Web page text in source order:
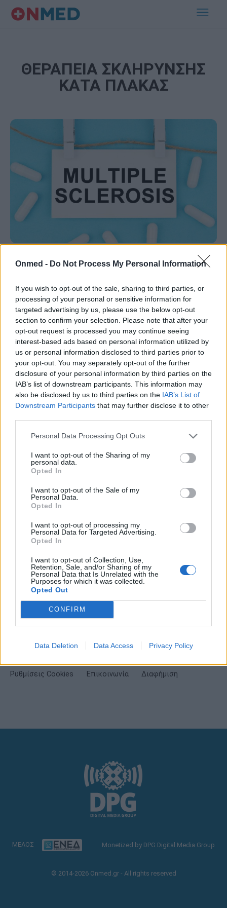
Onmed - Do Not Process My Personal Information
If you wish to opt-out of the sale, sharing to third parties, or
processing of your personal or sensitive information for
targeted advertising by us, please use the below opt-out
section to confirm your selection. Please note that after your
opt-out request is processed you may continue seeing
interest-based ads based on personal information utilized by
us or personal information disclosed to third parties prior to
your opt-out. You may separately opt-out of the further
disclosure of your personal information by third parties on the
IAB’s list of downstream participants. This information may
also be disclosed by us to third parties on the IAB’s List of
Downstream Participants that may further disclose it to other
Personal Data Processing Opt Outs
I want to opt-out of the Sharing of my
personal data.
Opted In
I want to opt-out of the Sale of my
Personal Data.
Opted In
I want to opt-out of processing my
Personal Data for Targeted Advertising.
Opted In
I want to opt-out of Collection, Use,
Retention, Sale, and/or Sharing of my
Personal Data that Is Unrelated with the
Purposes for which it was collected.
Opted Out
CONFIRM
Data Deletion Data Access Privacy Policy
ΘΕΡΑΠΕΙΑ ΣΚΛΗΡΥΝΣΗΣ
ΚΑΤΑ ΠΛΑΚΑΣ
Νέα ευρήματα ανοίγουν δρόμους για
σκλήρυνσης κατά πλάκας
Οι επί του παρόντος διαθέσιμες θεραπείες για τη
θεραπεία της σκλήρυνσης κατά πλάκας μπορεί να
οδηγήσουν σε σοβαρές παρενέργειες. Οι…
Εγγραφή στο Newsletter
Σημαντικά νέα για την υγεία στο mail σας καθημερινά
ΕΓΓΡΑΦΗ
εχεμύθειας
του ιστοτόπου της εταιρείας
Δηλώνω υπεύθυνα ότι είμαι άνω των 18 ετών ή ότι βρίσκομαι υπό την
εποπτεία γονέα ή κηδεμόνα ή επιτρόπου
Ρυθμίσεις Cookies Επικοινωνία Διαφήμιση
ΜΕΛΟΣ Monetized by DPG Digital Media Group
© 2014-2026 Onmed.gr - All rights reserved